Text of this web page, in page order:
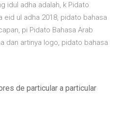
idul adha adalah, k Pidato
eid ul adha 2018, pidato bahasa
pi Pidato Bahasa Arab
dan artinya logo, pidato bahasa
de particular a particular